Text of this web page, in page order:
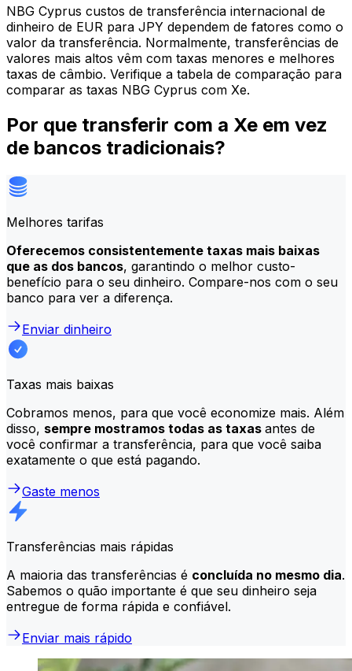
NBG Cyprus custos de transferência internacional de
dinheiro de EUR para JPY dependem de fatores como o
valor da transferência. Normalmente, transferências de
valores mais altos vêm com taxas menores e melhores
taxas de câmbio. Verifique a tabela de comparação para
comparar as taxas NBG Cyprus com Xe.
Por que transferir com a Xe em vez
de bancos tradicionais?
Melhores tarifas
Oferecemos consistentemente taxas mais baixas
que as dos bancos, garantindo o melhor custo-
benefício para o seu dinheiro. Compare-nos com o seu
banco para ver a diferença.
Enviar dinheiro
Taxas mais baixas
Cobramos menos, para que você economize mais. Além
disso, sempre mostramos todas as taxas antes de
você confirmar a transferência, para que você saiba
exatamente o que está pagando.
Gaste menos
Transferências mais rápidas
A maioria das transferências é concluída no mesmo dia.
Sabemos o quão importante é que seu dinheiro seja
entregue de forma rápida e confiável.
Enviar mais rápido